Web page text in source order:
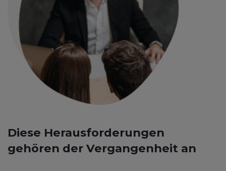
Diese Herausforderungen
gehören der Vergangenheit an